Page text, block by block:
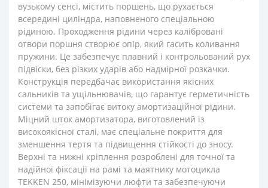
вузькому сенсі, містить поршень, що рухається
всередині циліндра, наповненого спеціальною
рідиною. Проходження рідини через калібровані
отвори поршня створює опір, який гасить коливання
пружини. Це забезпечує плавний і контрольований рух
підвіски, без різких ударів або надмірної розкачки.
Конструкція передбачає використання якісних
сальників та ущільнювачів, що гарантує герметичність
системи та запобігає витоку амортизаційної рідини.
Міцний шток амортизатора, виготовлений із
високоякісної сталі, має спеціальне покриття для
зменшення тертя та підвищення стійкості до зносу.
Верхні та нижні кріплення розроблені для точної та
надійної фіксації на рамі та маятнику мотоцикла
TEKKEN 250, мінімізуючи люфти та забезпечуючи